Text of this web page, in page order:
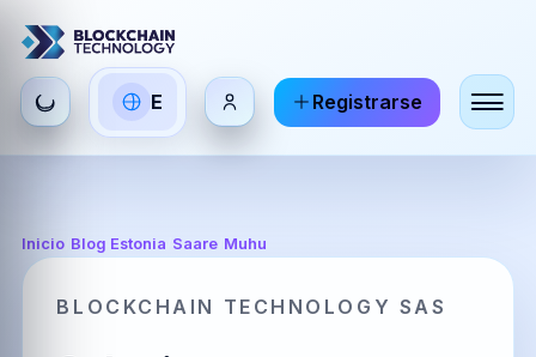
Seleccionar
idioma
E
ES
Español English
FR
Français
HI DE
Registrarse
Inicio/ Blog Estonia Saare/ Muhu
BLOCKCHAIN TECHNOLOGY SAS